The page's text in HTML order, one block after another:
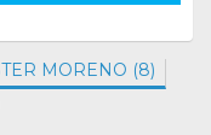
MORENO (8)